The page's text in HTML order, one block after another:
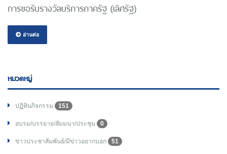
การขอรับรางวัลบริการภาครัฐ (เลิศรัฐ)
อ่านต่อ
หมวดหมู่
ปฏิทินกิจกรรม 151
อบรม/บรรยาย/สัมมนา/ประชุม 0
ข่าวประชาสัมพันธ์/มีข่าวอยากบอก 51